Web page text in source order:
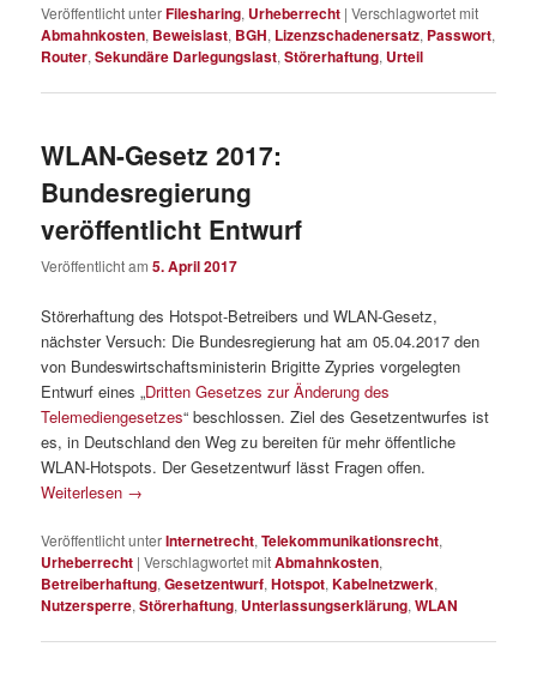
Veröffentlicht unterFilesharing, Urheberrecht |Verschlagwortet mit
Abmahnkosten, Beweislast, BGH, Lizenzschadenersatz, Passwort,
Router,Sekundäre Darlegungslast,Störerhaftung, Urteil
WLAN-Gesetz 2017:
Bundesregierung
veröffentlicht Entwurf
Veröffentlicht am5. April 2017
Störerhaftung des Hotspot-Betreibers und WLAN-Gesetz,
nächster Versuch: Die Bundesregierung hat am 05.04.2017 den
von Bundeswirtschaftsministerin Brigitte Zypries vorgelegten
Entwurf eines „Dritten Gesetzes zur Änderung des
Telemediengesetzes“ beschlossen. Ziel des Gesetzentwurfes ist
es, in Deutschland den Weg zu bereiten für mehr öffentliche
WLAN-Hotspots. Der Gesetzentwurf lässt Fragen offen.
Weiterlesen →
Veröffentlicht unterInternetrecht,Telekommunikationsrecht,
Urheberrecht |Verschlagwortet mitAbmahnkosten,
Betreiberhaftung,Gesetzentwurf,Hotspot,Kabelnetzwerk,
Nutzersperre,Störerhaftung, Unterlassungserklärung,WLAN